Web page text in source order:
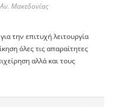
Μακεδονίας
την επιτυχή λειτουργία
όλες τις απαραίτητες
αλλά και τους